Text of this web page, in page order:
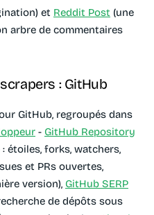
et Reddit Post (une
arbre de commentaires
: GitHub
GitHub, regroupés dans
- GitHub Repository
étoiles, forks, watchers,
et PRs ouvertes,
version), GitHub SERP
de dépôts sous